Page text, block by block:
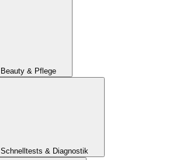
Beauty & Pflege
Schnelltests & Diagnostik